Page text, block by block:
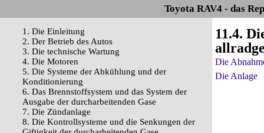
Toyota RAV4 - das
1. Die Einleitung
2. Der Betrieb des Autos
3. Die technische Wartung
4. Die Motoren
5. Die Systeme der Abkühlung und der
Konditionierung
6. Das Brennstoffsystem und das System der
Ausgabe der durcharbeitenden Gase
7. Die Zündanlage
8. Die Kontrollsysteme und die Senkungen der
11.4.
Die
Die Anlage